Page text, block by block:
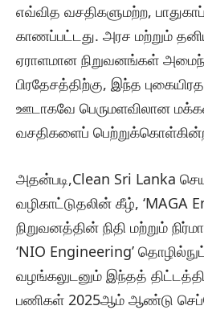
எவ்வித வசதிகளுமற்ற,
காணப்பட்டது. அரச மற்றும்
ஏராளமான நிறுவனங்கள்
பிரதேசத்திற்கு, இந்த
ஊடாகவே பெருமளவிலான
வசதிகளைப்
அதன்படி,Clean Sri Lanka
வழிகாட்டுதலின் கீழ், ‘MAGA
நிறுவனத்தின் நிதி மற்றும்
‘NIO Engineering’
வழங்கலுடனும் இந்தத்
பணிகள் 2025ஆம் ஆண்டு